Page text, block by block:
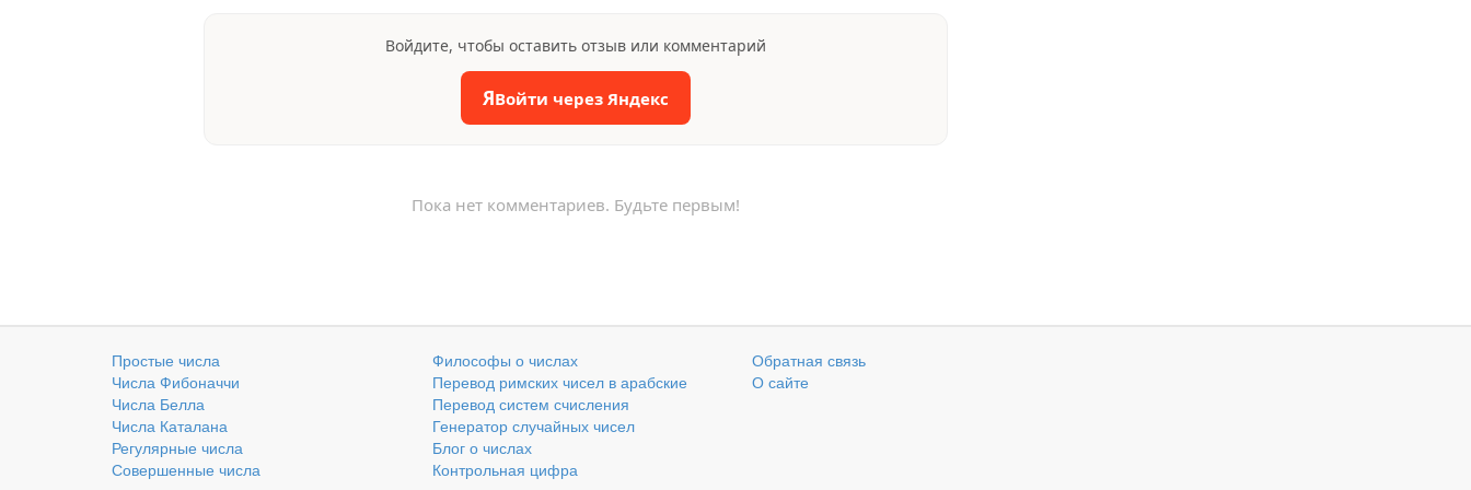
Войдите, чтобы оставить отзыв или комментарий
ЯВойти через Яндекс
Пока нет комментариев. Будьте первым!
Простые числа
Числа Фибоначчи
Числа Белла
Числа Каталана
Регулярные числа
Совершенные числа
Философы о числах
Перевод римских чисел в арабские
Перевод систем счисления
Генератор случайных чисел
Блог о числах
Контрольная цифра
Обратная связь
О сайте